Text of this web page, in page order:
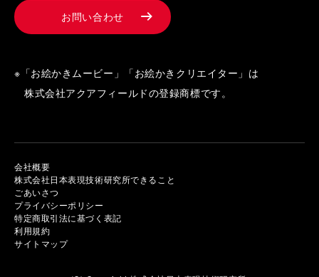
お問い合わせ
※「お絵かきムービー」「お絵かきクリエイター」は
株式会社アクアフィールドの登録商標です。
会社概要
株式会社日本表現技術研究所できること
ごあいさつ
プライバシーポリシー
特定商取引法に基づく表記
利用規約
サイトマップ